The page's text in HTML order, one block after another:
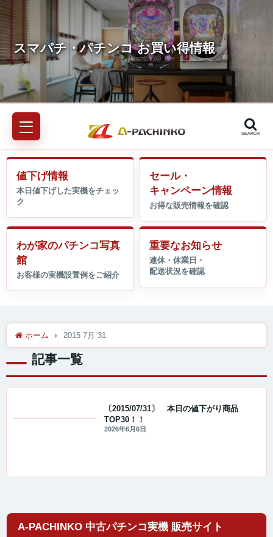
SEARCH
値下げ情報
セール・
キャンペーン情報
わが家のパチンコ写真
館
重要なお知らせ
ホーム 2015 7月 31
記事一覧
〔2015/07/31〕 本日の値下がり商品
TOP30！！
2026年6月6日
A-PACHINKO 中古パチンコ実機 販売サイト